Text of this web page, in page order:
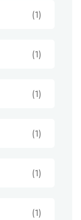
(1)
(1)
(1)
(1)
(1)
(1)